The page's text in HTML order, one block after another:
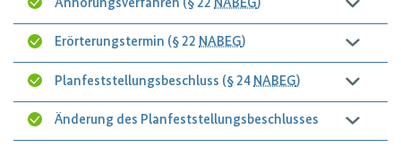
Anhörungsverfahren (§ 22 NABEG)
Erörterungstermin (§ 22NABEG)
Planfeststellungsbeschluss (§ 24 NABEG)
Änderung des Planfeststellungsbeschlusses